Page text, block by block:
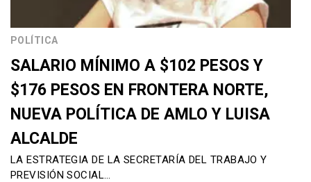
POLÍTICA
SALARIO MÍNIMO A $102 PESOS Y
$176 PESOS EN FRONTERA NORTE,
NUEVA POLÍTICA DE AMLO Y LUISA
ALCALDE
LA ESTRATEGIA DE LA SECRETARÍA DEL TRABAJO Y
PREVISIÓN SOCIAL…